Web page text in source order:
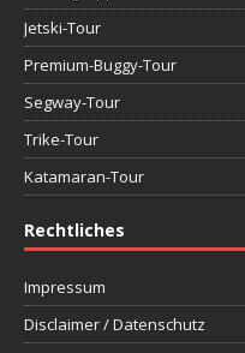
Jetski-Tour
Premium-Buggy-Tour
Segway-Tour
Trike-Tour
Katamaran-Tour
Rechtliches
Impressum
Disclaimer / Datenschutz